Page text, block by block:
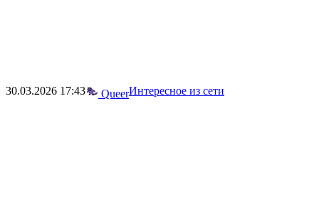
30.03.2026 17:43 QueerИнтересное из сети